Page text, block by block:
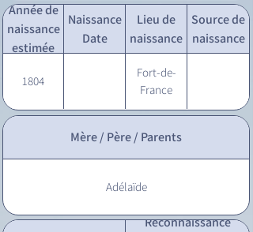
Année de
naissance
estimée
Naissance
Date
Lieu de
naissance
Source de
naissance
1804
Fort-de-
France
Mère / Père / Parents
Adélaïde
Reconnaissance